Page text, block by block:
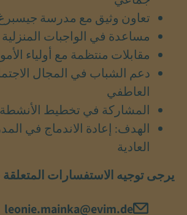
تعاون وثيق مع مدرسة
مساعدة في الواجبات المنزلية
مقابلات منتظمة مع أولياء
دعم الشباب في المجال
العاطفي
المشاركة في تخطيط الأنشطة
الهدف: إعادة الاندماج في
العادية
يرجى توجيه الاستفسارات المتعلقة
leonie.mainka@evim.de